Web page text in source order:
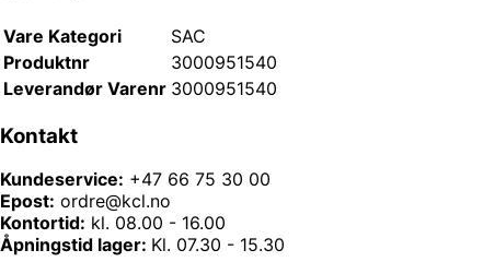
Vare Kategori
SAC
Produktnr
3000951540
Leverandør Varenr 3000951540
Kontakt
Kundeservice: +47 66 75 30 00
Epost: ordre@kcl.no
Kontortid: kl. 08.00 - 16.00
Åpningstid lager: Kl. 07.30 - 15.30